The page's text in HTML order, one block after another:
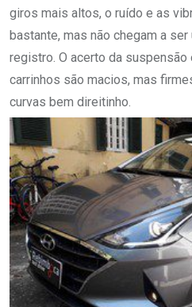
giros mais altos, o ruído e as
bastante, mas não chegam a
registro. O acerto da
carrinhos são macios, mas
curvas bem direitinho.